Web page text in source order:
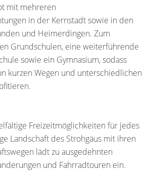
mit mehreren
in der Kernstadt sowie in den
und Heimerdingen. Zum
Grundschulen, eine weiterführende
sowie ein Gymnasium, sodass
kurzen Wegen und unterschiedlichen
Freizeitmöglichkeiten für jedes
Landschaft des Strohgäus mit ihren
lädt zu ausgedehnten
und Fahrradtouren ein.